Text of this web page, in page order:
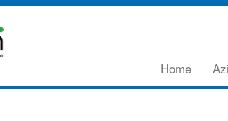
direttamente
al
Home